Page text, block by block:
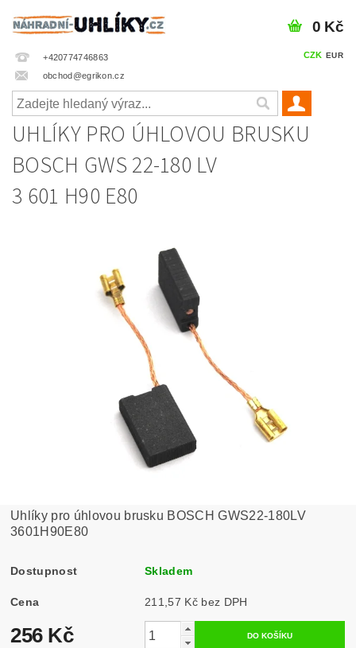
+420774746863
obchod@egrikon.cz
CZK EUR
0 Kč
UHLÍKY PRO ÚHLOVOU BRUSKU
BOSCH GWS 22-180 LV
3 601 H90 E80
Uhlíky pro úhlovou brusku BOSCH GWS22-180LV
3601H90E80
Dostupnost Skladem
Cena 211,57 Kč bez DPH
256 Kč